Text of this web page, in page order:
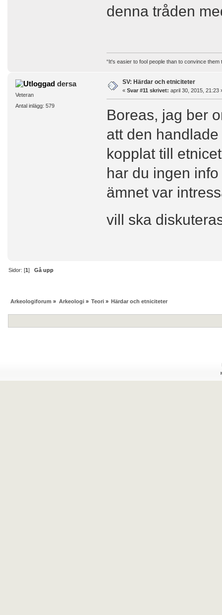
denna tråden
“It's easier to fool people than to convince them
dersa
Veteran
Antal inlägg: 579
SV: Härdar och etniciteter
« Svar #11 skrivet: april 30, 2015, 21:23
Boreas, jag ber
att den
kopplat till
har du ingen
ämnet var
vill ska
Sidor: [1]Gå upp
Arkeologiforum » Arkeologi» Teori» Härdar och etniciteter